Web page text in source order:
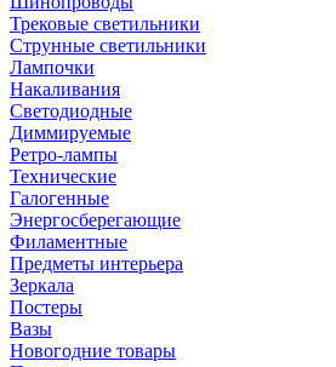
Трековые светильники
Струнные светильники
Лампочки
Накаливания
Светодиодные
Диммируемые
Ретро-лампы
Технические
Галогенные
Энергосберегающие
Филаментные
Предметы интерьера
Зеркала
Постеры
Вазы
Новогодние товары